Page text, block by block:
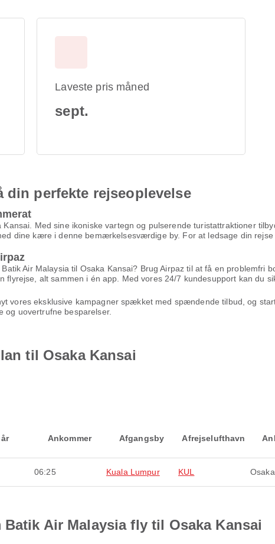
Laveste pris måned
sept.
din perfekte rejseoplevelse
Med sine ikoniske vartegn og pulserende turistattraktioner
dine kære i denne bemærkelsesværdige by. For at ledsage din
Air Malaysia til Osaka Kansai? Brug Airpaz til at få en problemfri
alt sammen i én app. Med vores 24/7 kundesupport kan du
vores eksklusive kampagner spækket med spændende tilbud, og
og uovertrufne besparelser.
til Osaka Kansai
Ankommer Afgangsby Afrejselufthavn
06:25 Kuala Lumpur KUL
Air Malaysia fly til Osaka Kansai